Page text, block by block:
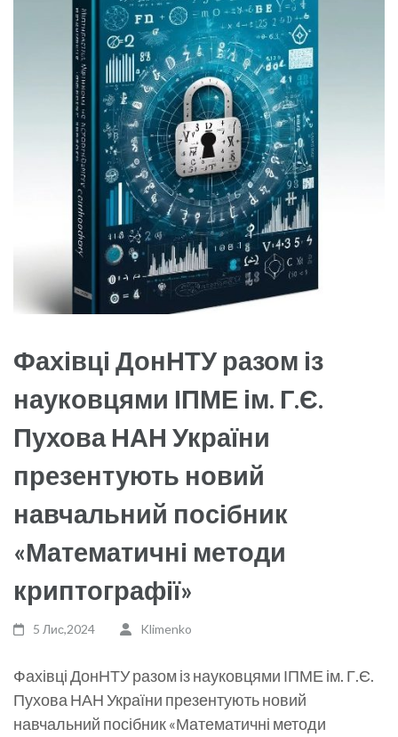
Фахівці ДонНТУ разом із
науковцями ІПМЕ ім. Г.Є.
Пухова НАН України
презентують новий
навчальний посібник
«Математичні методи
криптографії»
5 Лис,2024 Klimenko
Фахівці ДонНТУ разом із науковцями ІПМЕ ім. Г.Є.
Пухова НАН України презентують новий
навчальний посібник «Математичні методи